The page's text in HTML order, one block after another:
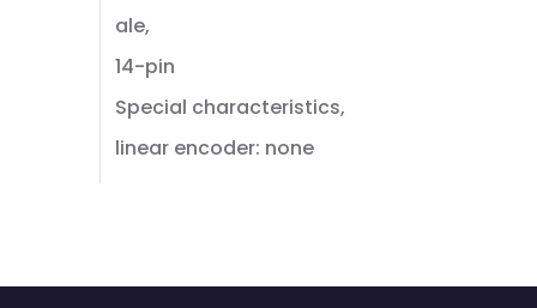
ale,
14-pin
Special characteristics,
linear encoder: none